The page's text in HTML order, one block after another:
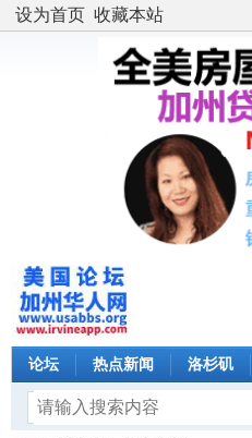
设为首页 收藏本站
论坛 热点新闻 洛杉矶